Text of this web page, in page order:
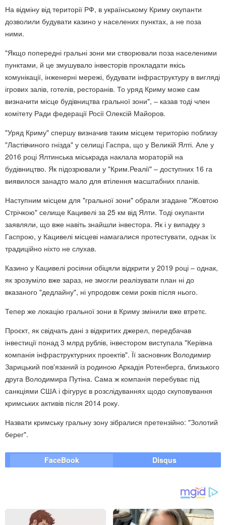
На відміну від території РФ, в українському Криму окупанти
дозволили будувати казино у населених пунктах, а не поза
ними.
"Якщо попередні гральні зони ми створювали поза населеними
пунктами, й це змушувало інвесторів прокладати якісь
комунікації, інженерні мережі, будувати інфраструктуру в вигляді
ігрових залів, готелів, ресторанів. То уряд Криму може сам
визначити місце будівництва гральної зони", ‒ казав тоді член
комітету Ради федерації Росії Олексій Майоров.
"Уряд Криму" спершу визначив таким місцем територію поблизу
"Ластівчиного гнізда" у селищі Гаспра, що у Великій Ялті. Але у
2016 році Ялтинська міськрада наклала мораторій на
будівництво. Як підозрювали у "Крим.Реалії" – доступних 16 га
виявилося занадто мало для втілення масштабних планів.
Наступним місцем для "гральної зони" обрали згадане "Жовтою
Стрічкою" селище Кацивелі за 25 км від Ялти. Тоді окупанти
заявляли, що вже навіть знайшли інвестора. Як і у випадку з
Гаспрою, у Кацивелі місцеві намагалися протестувати, однак їх
традиційно ніхто не слухав.
Казино у Кацивелі росіяни обіцяли відкрити у 2019 році – однак,
як зрозуміло вже зараз, не змогли реалізувати план ні до
вказаного "дедлайну", ні упродовж семи років після нього.
Тепер же локацію гральної зони в Криму змінили вже втретє.
Проєкт, як свідчать дані з відкритих джерел, передбачав
інвестиції понад 3 млрд рублів, інвестором виступала "Керівна
компанія інфраструктурних проектів". Її засновник Володимир
Зарицький пов'язаний із родиною Аркадія Ротенберга, близького
друга Володимира Путіна. Сама ж компанія перебуває під
санкціями США і фігурує в розслідуваннях щодо скуповування
кримських активів після 2014 року.
Назвати кримську гральну зону зібралися претензійно: "Золотий
берег".
FaceBook Disqus